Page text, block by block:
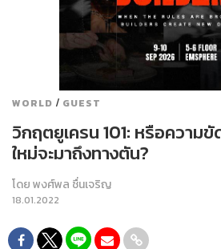
WORLD / GUEST
วิกฤตยูเครน 101: หรือความ
ใหม่จะมาถึงทางตัน?
โดยพงศ์พล ชื่นเจริญ
18.01.2022